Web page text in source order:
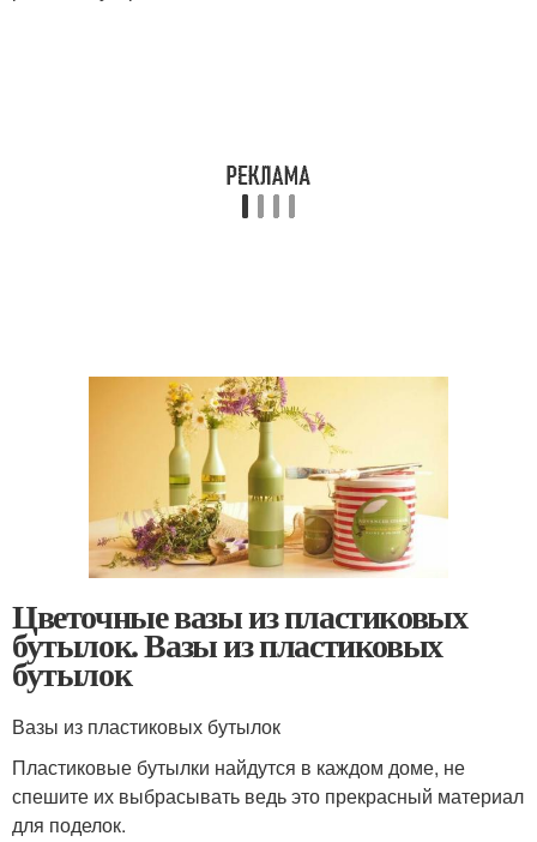
Цветочные вазы из пластиковых
бутылок. Вазы из пластиковых
бутылок
Вазы из пластиковых бутылок
Пластиковые бутылки найдутся в каждом доме, не
спешите их выбрасывать ведь это прекрасный материал
для поделок.